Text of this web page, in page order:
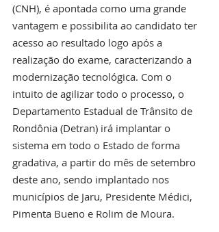
(CNH), é apontada como uma grande
vantagem e possibilita ao candidato ter
acesso ao resultado logo após a
realização do exame, caracterizando a
modernização tecnológica. Com o
intuito de agilizar todo o processo, o
Departamento Estadual de Trânsito de
Rondônia (Detran) irá implantar o
sistema em todo o Estado de forma
gradativa, a partir do mês de setembro
deste ano, sendo implantado nos
municípios de Jaru, Presidente Médici,
Pimenta Bueno e Rolim de Moura.